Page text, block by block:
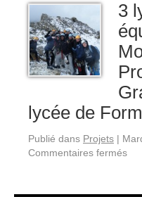
3
lycée de
Publié dans Projets |
Commentaires fermés